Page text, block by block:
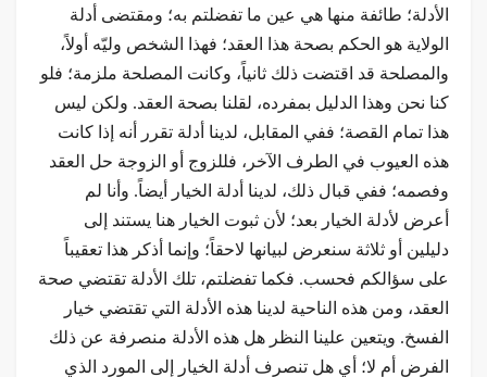
الأدلة؛ طائفة منها هي عين ما تفضلتم به؛ ومقتضى أدلة
الولاية هو الحكم بصحة هذا العقد؛ فهذا الشخص وليّه أولاً،
والمصلحة قد اقتضت ذلك ثانياً، وكانت المصلحة ملزمة؛ فلو
كنا نحن وهذا الدليل بمفرده، لقلنا بصحة العقد. ولكن ليس
هذا تمام القصة؛ ففي المقابل، لدينا أدلة تقرر أنه إذا كانت
هذه العيوب في الطرف الآخر، فللزوج أو الزوجة حل العقد
وفصمه؛ ففي قبال ذلك، لدينا أدلة الخيار أيضاً. وأنا لم
أعرض لأدلة الخيار بعد؛ لأن ثبوت الخيار هنا يستند إلى
دليلين أو ثلاثة سنعرض لبيانها لاحقاً؛ وإنما أذكر هذا تعقيباً
على سؤالكم فحسب. فكما تفضلتم، تلك الأدلة تقتضي صحة
العقد، ومن هذه الناحية لدينا هذه الأدلة التي تقتضي خيار
الفسخ. ويتعين علينا النظر هل هذه الأدلة منصرفة عن ذلك
الفرض أم لا؛ أي هل تنصرف أدلة الخيار إلى المورد الذي